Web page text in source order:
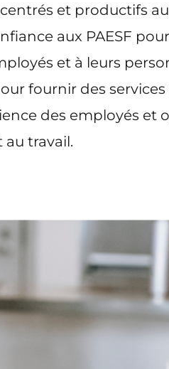
et productifs au
aux PAESF
et à leurs
fournir des
des employés et
travail.